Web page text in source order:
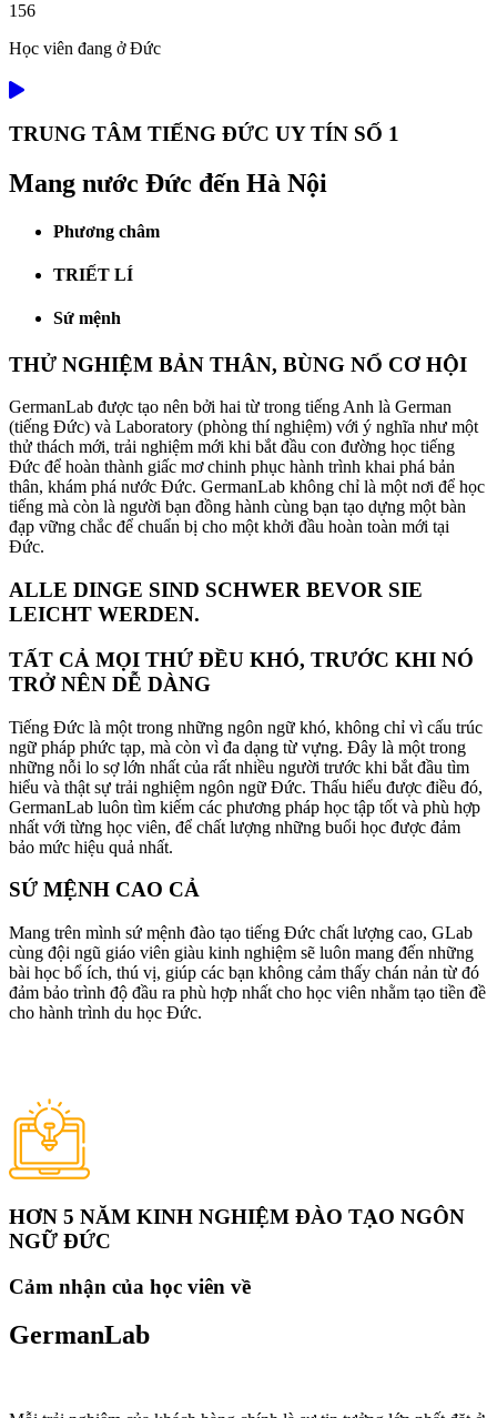
156
Học viên đang ở Đức
TRUNG TÂM TIẾNG ĐỨC UY TÍN SỐ 1
Mang nước Đức đến Hà Nội
Phương châm
TRIẾT LÍ
Sứ mệnh
THỬ NGHIỆM BẢN THÂN, BÙNG NỔ CƠ HỘI
GermanLab được tạo nên bởi hai từ trong tiếng Anh là German
(tiếng Đức) và Laboratory (phòng thí nghiệm) với ý nghĩa như một
thử thách mới, trải nghiệm mới khi bắt đầu con đường học tiếng
Đức để hoàn thành giấc mơ chinh phục hành trình khai phá bản
thân, khám phá nước Đức. GermanLab không chỉ là một nơi để học
tiếng mà còn là người bạn đồng hành cùng bạn tạo dựng một bàn
đạp vững chắc để chuẩn bị cho một khởi đầu hoàn toàn mới tại
Đức.
ALLE DINGE SIND SCHWER BEVOR SIE
LEICHT WERDEN.
TẤT CẢ MỌI THỨ ĐỀU KHÓ, TRƯỚC KHI NÓ
TRỞ NÊN DỄ DÀNG
Tiếng Đức là một trong những ngôn ngữ khó, không chỉ vì cấu trúc
ngữ pháp phức tạp, mà còn vì đa dạng từ vựng. Đây là một trong
những nỗi lo sợ lớn nhất của rất nhiều người trước khi bắt đầu tìm
hiểu và thật sự trải nghiệm ngôn ngữ Đức. Thấu hiểu được điều đó,
GermanLab luôn tìm kiếm các phương pháp học tập tốt và phù hợp
nhất với từng học viên, để chất lượng những buổi học được đảm
bảo mức hiệu quả nhất.
SỨ MỆNH CAO CẢ
Mang trên mình sứ mệnh đào tạo tiếng Đức chất lượng cao, GLab
cùng đội ngũ giáo viên giàu kinh nghiệm sẽ luôn mang đến những
bài học bổ ích, thú vị, giúp các bạn không cảm thấy chán nản từ đó
đảm bảo trình độ đầu ra phù hợp nhất cho học viên nhằm tạo tiền đề
cho hành trình du học Đức.
HƠN 5 NĂM KINH NGHIỆM ĐÀO TẠO NGÔN
NGỮ ĐỨC
Cảm nhận của học viên về
GermanLab